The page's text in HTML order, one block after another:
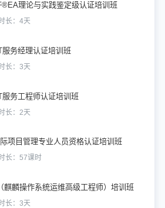
理论与实践鉴定级认证培训班
长：4天
服务经理认证培训班
长：3天
服务工程师认证培训班
长：2天
项目管理专业人员资格认证培训班
长：57课时
麒麟操作系统运维高级工程师）培训班
长：3天